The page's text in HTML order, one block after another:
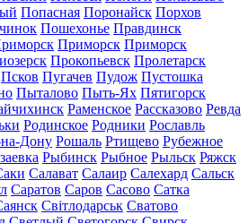
Попасная Поронайск Порхов
Пошехонье Правдинск
Приморск Приморск
Прокопьевск Пролетарск
Псков Пугачев Пудож Пустошка
Пыталово Пыть-Ях Пятигорск
Раменское Рассказово Ревда
Родинское Родники Рославль
Дону Рошаль Ртищево Рубежное
Рыбинск Рыбное Рыльск Ряжск
Салават Салаир Салехард Сальск
Саратов Саров Сасово Сатка
Світлодарськ Сватово